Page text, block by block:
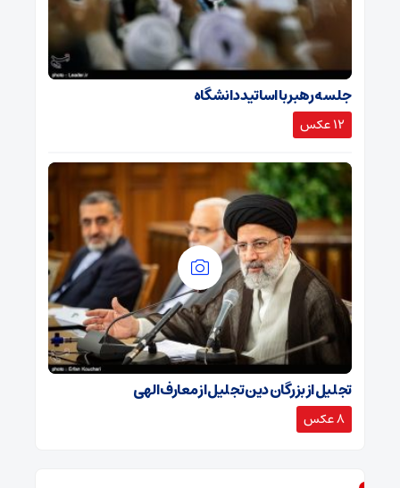
جلسه رهبر با اساتید دانشگاه
12 عکس
تجلیل از بزرگان دین تجلیل از معارف الهی
8 عکس